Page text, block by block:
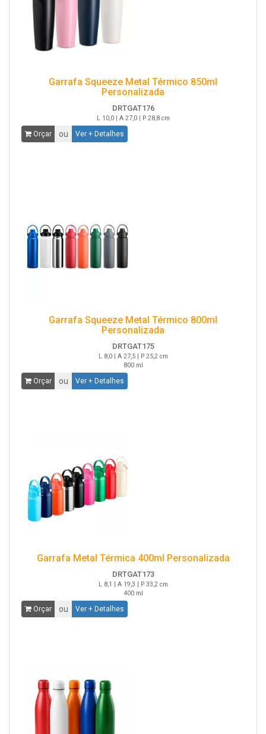
Garrafa Squeeze Metal Térmico 850ml
Personalizada
DRTGAT176
L 10,0 | A 27,0 | P 28,8 cm
Orçar ou Ver + Detalhes
Garrafa Squeeze Metal Térmico 800ml
Personalizada
DRTGAT175
L 8,0 | A 27,5 | P 25,2 cm
800 ml
Orçar ou Ver + Detalhes
Garrafa Metal Térmica 400ml Personalizada
DRTGAT173
L 8,1 | A 19,3 | P 33,2 cm
400 ml
Orçar ou Ver + Detalhes